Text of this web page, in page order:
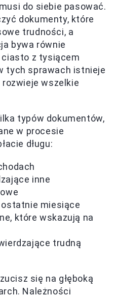
do siebie pasować.
dokumenty, które
trudności, a
bywa równie
ciasto z tysiącem
tych sprawach istnieje
wszelkie
typów dokumentów,
w procesie
długu:
inne
miesiące
które wskazują na
trudną
się na głęboką
Należności